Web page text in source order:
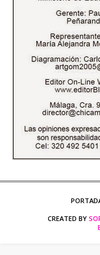
CREATED BY